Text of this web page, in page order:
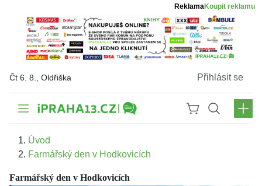
ReklamaKoupit reklamu
Čt 6. 8., Oldřiška Přihlásit se
Úvod
Farmářský den v Hodkovicích
Farmářský den v Hodkovicích